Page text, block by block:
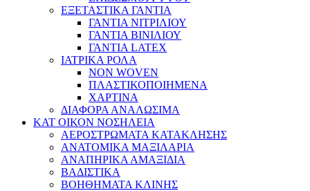
ΕΞΕΤΑΣΤΙΚΑ ΓΑΝΤΙΑ
ΓΑΝΤΙΑ ΝΙΤΡΙΛΙΟΥ
ΓΑΝΤΙΑ ΒΙΝΙΛΙΟΥ
ΓΑΝΤΙΑ LATEX
ΙΑΤΡΙΚΑ ΡΟΛΑ
NON WOVEN
ΠΛΑΣΤΙΚΟΠΟΙΗΜΕΝΑ
ΧΑΡΤΙΝΑ
ΔΙΑΦΟΡΑ ΑΝΑΛΩΣΙΜΑ
ΚΑΤ ΟΙΚΟΝ ΝΟΣΗΛΕΙΑ
ΑΕΡΟΣΤΡΩΜΑΤΑ ΚΑΤΑΚΛΗΣΗΣ
ΑΝΑΤΟΜΙΚΑ ΜΑΞΙΛΑΡΙΑ
ΑΝΑΠΗΡΙΚΑ ΑΜΑΞΙΔΙΑ
ΒΑΔΙΣΤΙΚΑ
ΒΟΗΘΗΜΑΤΑ ΚΛΙΝΗΣ